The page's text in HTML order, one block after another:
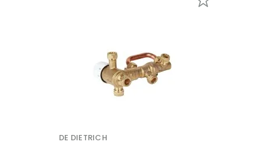
DE DIETRICH